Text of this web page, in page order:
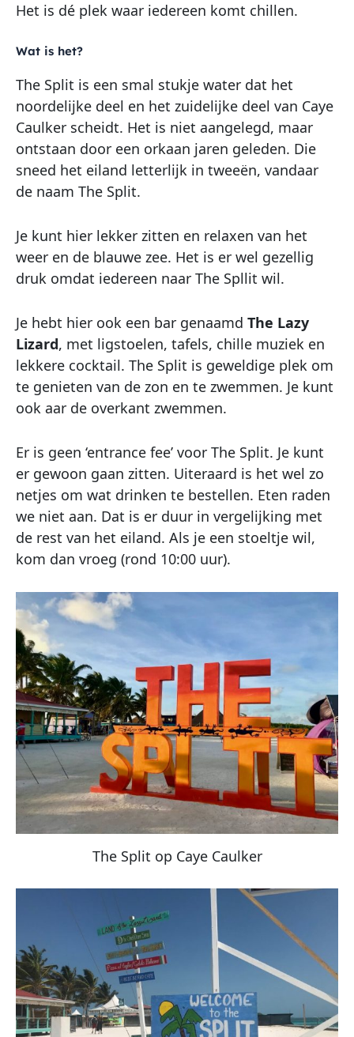
Het is dé plek waar iedereen komt chillen.
Wat is het?
The Split is een smal stukje water dat het
noordelijke deel en het zuidelijke deel van Caye
Caulker scheidt. Het is niet aangelegd, maar
ontstaan door een orkaan jaren geleden. Die
sneed het eiland letterlijk in tweeën, vandaar
de naam The Split.
Je kunt hier lekker zitten en relaxen van het
weer en de blauwe zee. Het is er wel gezellig
druk omdat iedereen naar The Spllit wil.
Je hebt hier ook een bar genaamd The Lazy
Lizard, met ligstoelen, tafels, chille muziek en
lekkere cocktail. The Split is geweldige plek om
te genieten van de zon en te zwemmen. Je kunt
ook aar de overkant zwemmen.
Er is geen ‘entrance fee’ voor The Split. Je kunt
er gewoon gaan zitten. Uiteraard is het wel zo
netjes om wat drinken te bestellen. Eten raden
we niet aan. Dat is er duur in vergelijking met
de rest van het eiland. Als je een stoeltje wil,
kom dan vroeg (rond 10:00 uur).
The Split op Caye Caulker